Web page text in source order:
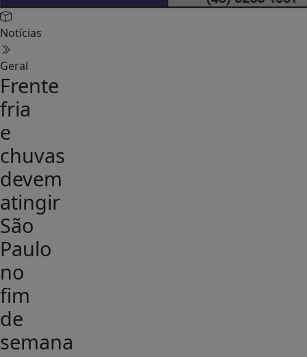
Notícias
Geral
Frente
fria
e
chuvas
devem
atingir
São
Paulo
no
fim
de
semana